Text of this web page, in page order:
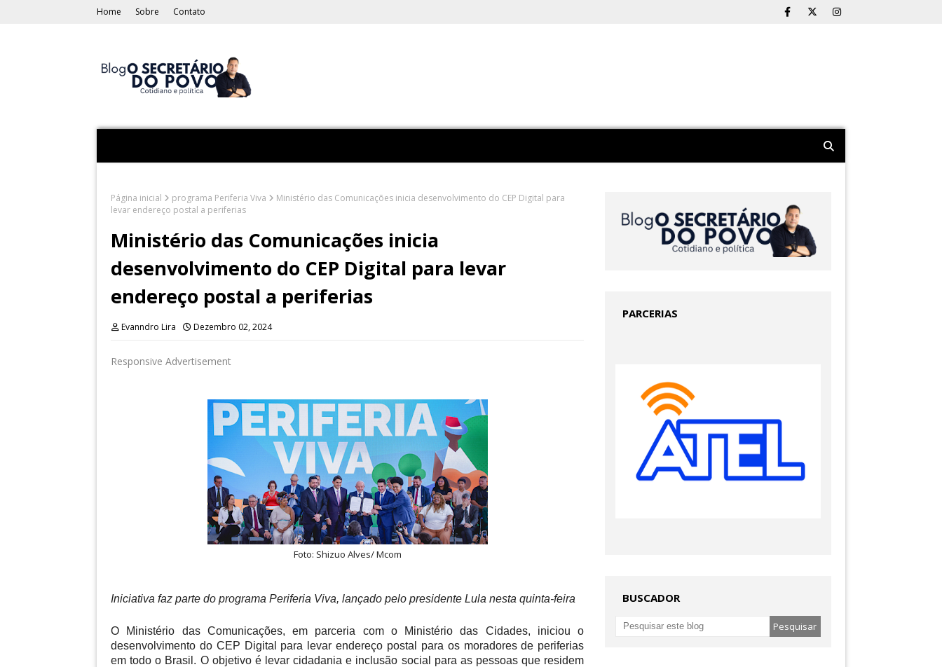
Home Sobre Contato
Página inicial programa Periferia Viva
Ministério das Comunicações inicia desenvolvimento do CEP Digital para
levar endereço postal a periferias
Ministério das Comunicações inicia
desenvolvimento do CEP Digital para levar
endereço postal a periferias
Evanndro Lira Dezembro 02, 2024
Responsive Advertisement
Foto: Shizuo Alves/ Mcom
Iniciativa faz parte do programa Periferia Viva, lançado pelo presidente Lula nesta quinta-feira
O Ministério das Comunicações, em parceria com o Ministério das Cidades, iniciou o
desenvolvimento do CEP Digital para levar endereço postal para os moradores de periferias
em todo o Brasil. O objetivo é levar cidadania e inclusão social para as pessoas que residem
PARCERIAS
BUSCADOR